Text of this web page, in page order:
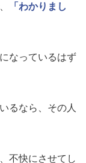
「わかりまし
なっているはず
るなら、その人
不快にさせてし